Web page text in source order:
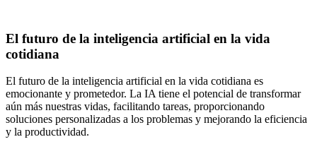
El futuro de la inteligencia artificial en la vida
cotidiana
El futuro de la inteligencia artificial en la vida cotidiana es
emocionante y prometedor. La IA tiene el potencial de transformar
aún más nuestras vidas, facilitando tareas, proporcionando
soluciones personalizadas a los problemas y mejorando la eficiencia
y la productividad.